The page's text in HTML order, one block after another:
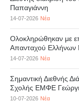
Παπαγιάννη
14-07-2026 Νέα
Ολοκληρώθηκαν με
Απανταχού Ελλήνων
14-07-2026 Νέα
Σημαντική Διεθνής
Σχολής ΕΜΦΕ
10-07-2026 Νέα